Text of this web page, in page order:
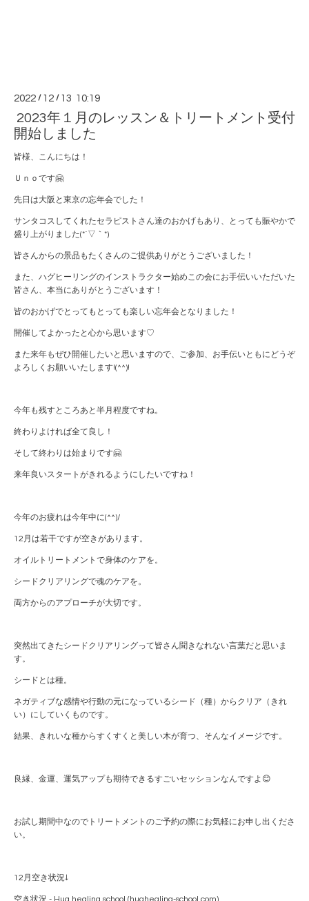
2022 / 12 / 13 10:19
2023年１月のレッスン＆トリートメント受付
開始しました
皆様、こんにちは！
Ｕｎｏです🤗
先日は大阪と東京の忘年会でした！
サンタコスしてくれたセラピストさん達のおかげもあり、とっても賑やかで
盛り上がりました(*´▽｀*)
皆さんからの景品もたくさんのご提供ありがとうございました！
また、ハグヒーリングのインストラクター始めこの会にお手伝いいただいた
皆さん、本当にありがとうございます！
皆のおかげでとってもとっても楽しい忘年会となりました！
開催してよかったと心から思います♡
また来年もぜひ開催したいと思いますので、ご参加、お手伝いともにどうぞ
よろしくお願いいたします!(^^)!
今年も残すところあと半月程度ですね。
終わりよければ全て良し！
そして終わりは始まりです🤗
来年良いスタートがきれるようにしたいですね！
今年のお疲れは今年中に(^^)/
12月は若干ですが空きがあります。
オイルトリートメントで身体のケアを。
シードクリアリングで魂のケアを。
両方からのアプローチが大切です。
突然出てきたシードクリアリングって皆さん聞きなれない言葉だと思いま
す。
シードとは種。
ネガティブな感情や行動の元になっているシード（種）からクリア（きれ
い）にしていくものです。
結果、きれいな種からすくすくと美しい木が育つ、そんなイメージです。
良縁、金運、運気アップも期待できるすごいセッションなんですよ😊
お試し期間中なのでトリートメントのご予約の際にお気軽にお申し出くださ
い。
12月空き状況↓